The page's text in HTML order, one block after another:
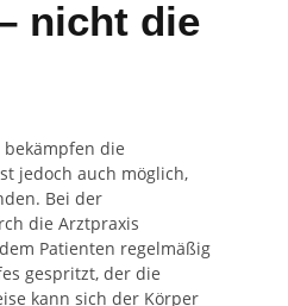
nicht die
die
jedoch auch möglich,
Bei der
die Arztpraxis
Patienten regelmäßig
gespritzt, der die
kann sich der Körper